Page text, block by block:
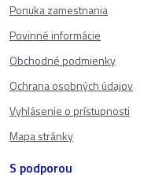
Ponuka zamestnania
Povinné informácie
Obchodné podmienky
Ochrana osobných údajov
Vyhlásenie o prístupnosti
Mapa stránky
S podporou